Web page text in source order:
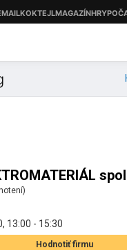
)
, 13:00 - 15:30
Hodnotiť firmu